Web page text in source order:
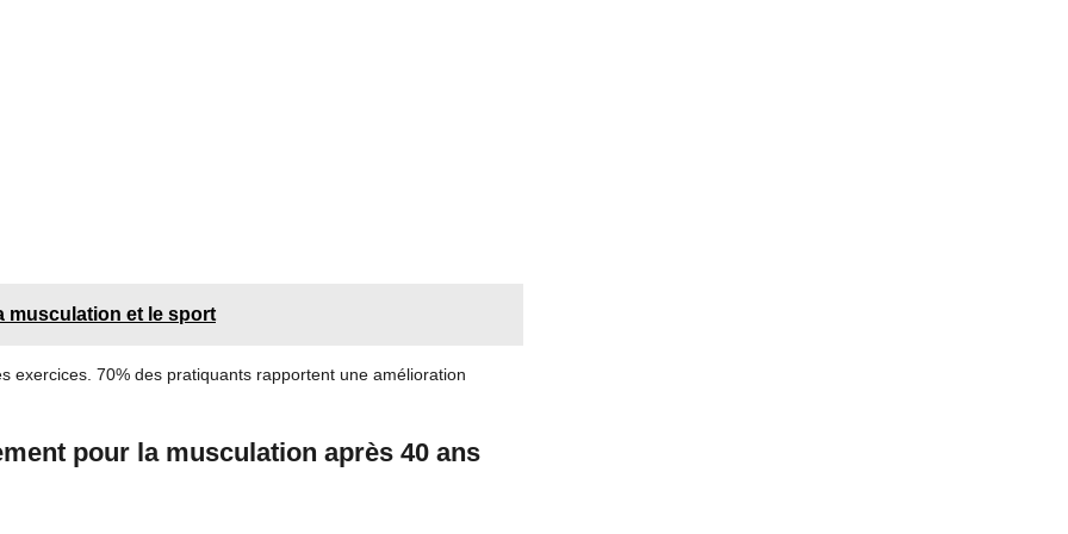
musculation et le sport
exercices. 70% des pratiquants rapportent une amélioration
pour la musculation après 40 ans